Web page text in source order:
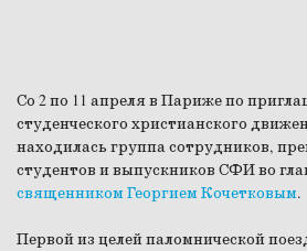
Со 2 по 11 апреля в Париже по
студенческого христианского
находилась группа сотрудников,
студентов и выпускников СФИ во
священником Георгием Кочетковым.
Первой из целей паломнической